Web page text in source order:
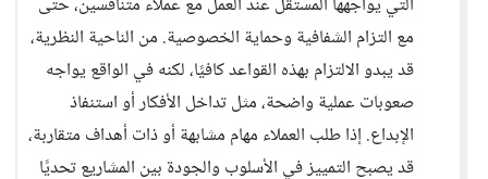
مع التزام الشفافية وحماية الخصوصية. من الناحية النظرية،
قد يبدو الالتزام بهذه القواعد كافيًا، لكنه في الواقع يواجه
صعوبات عملية واضحة، مثل تداخل الأفكار أو استنفاذ
الإبداع. إذا طلب العملاء مهام مشابهة أو ذات أهداف متقاربة،
قد يصبح التمييز في الأسلوب والجودة بين المشاريع تحديًا